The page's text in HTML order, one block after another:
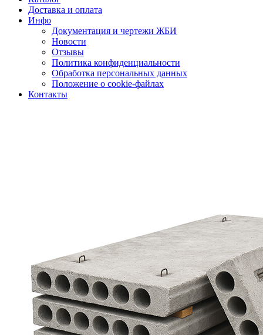
Доставка и оплата
Инфо
Документация и чертежи ЖБИ
Новости
Отзывы
Политика конфиденциальности
Обработка персональных данных
Положение о cookie-файлах
Контакты